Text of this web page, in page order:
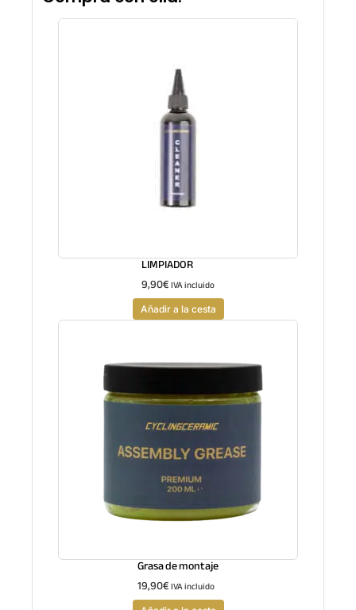
LIMPIADOR
9,90€IVA incluido
Añadir a la cesta
Grasa de montaje
19,90€IVA incluido